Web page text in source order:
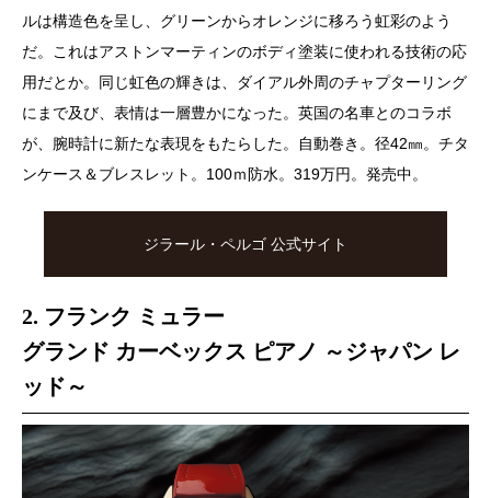
ルは構造色を呈し、グリーンからオレンジに移ろう虹彩のよう
だ。これはアストンマーティンのボディ塗装に使われる技術の応
用だとか。同じ虹色の輝きは、ダイアル外周のチャプターリング
にまで及び、表情は一層豊かになった。英国の名車とのコラボ
が、腕時計に新たな表現をもたらした。自動巻き。径42㎜。チタ
ンケース＆ブレスレット。100ｍ防水。319万円。発売中。
ジラール・ペルゴ 公式サイト
2. フランク ミュラー
グランド カーベックス ピアノ ～ジャパン レ
ッド～